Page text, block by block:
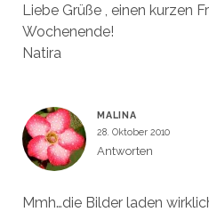
Liebe Grüße , einen kurzen
Wochenende!
Natira
MALINA
28. Oktober 2010
Antworten
Mmh…die Bilder laden